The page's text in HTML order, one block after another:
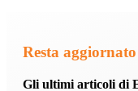
Resta aggiornato
Gli ultimi articoli di